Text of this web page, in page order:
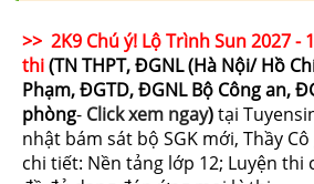
>> 2K9 Chú ý! Lộ Trình Sun 2027 -
thi(TN THPT, ĐGNL (Hà Nội/ Hồ
Phạm, ĐGTD, ĐGNL Bộ Công an,
phòng- Click xem ngay)tại
nhật bám sát bộ SGK mới, Thầy
chi tiết: Nền tảng lớp 12; Luyện thi